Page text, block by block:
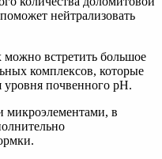
нейтрализовать
встретить большое
комплексов, которые
уровня почвенного pH.
в